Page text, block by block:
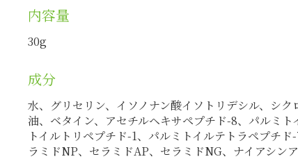
内容量
30g
成分
水、グリセリン、イソノナン酸イソトリデシル、シ
油、ベタイン、アセチルヘキサペプチド-8、パルミ
トイルトリペプチド-1、パルミトイルテトラペプチ
ラミドNP、セラミドAP、セラミドNG、ナイアシン